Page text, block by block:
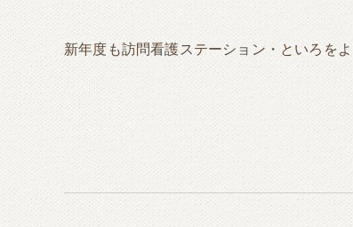
新年度も訪問看護ステーション・といろを